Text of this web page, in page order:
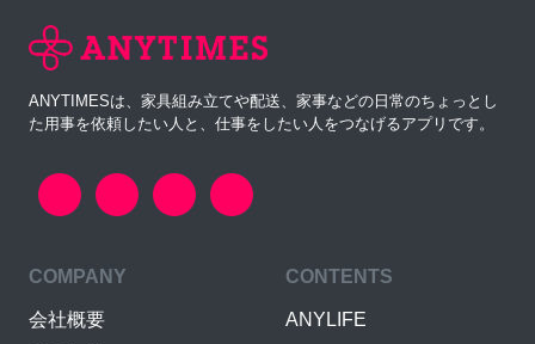
ANYTIMESは、家具組み立てや配送、家事などの日常のちょっとし
た用事を依頼したい人と、仕事をしたい人をつなげるアプリです。
COMPANY
会社概要
CONTENTS
ANYLIFE